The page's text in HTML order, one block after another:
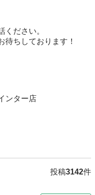
ください。
待ちしております！
ンター店
投稿3142件